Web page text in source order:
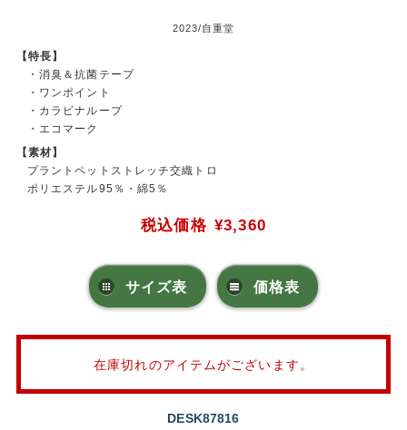
2023/自重堂
【特長】
・消臭＆抗菌テープ
・ワンポイント
・カラビナループ
・エコマーク
【素材】
プラントペットストレッチ交織トロ
ポリエステル95％・綿5％
税込価格 ¥3,360
サイズ表 価格表
在庫切れのアイテムがございます。
DESK87816